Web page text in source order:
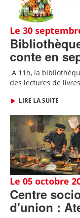
Le 30
conte en
A 11h, la
des lectures de
LIRE LA SUITE
Le 05 octobre
Centre
d'union :